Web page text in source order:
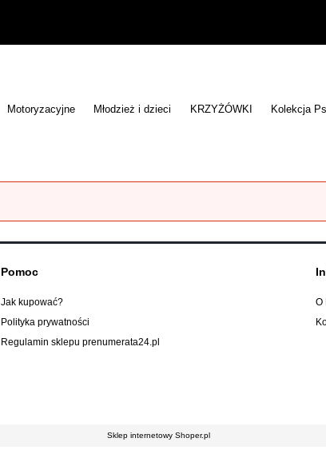
Motoryzacyjne Młodzież i dzieci KRZYŻÓWKI Kolekcja
Pomoc
Jak kupować?
Polityka prywatności
Regulamin sklepu prenumerata24.pl
O
Sklep internetowy Shoper.pl